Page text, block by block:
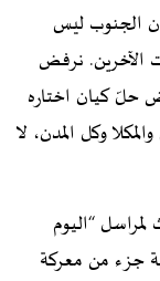
الجنوب ليس
الآخرين. نرفض
حلّ كيان اختاره
وكل المدن، لا
“اليوم
جزء من معركة